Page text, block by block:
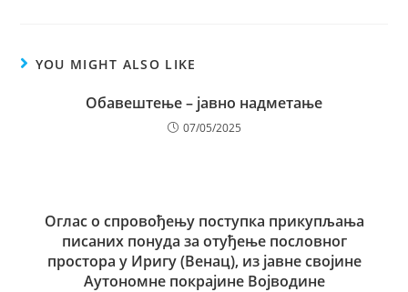
YOU MIGHT ALSO LIKE
Обавештење – јавно надметање
07/05/2025
Oглас о спровођењу поступка прикупљања
писаних понуда за отуђење пословног
простора у Иригу (Венац), из јавне својине
Аутономне покрајине Војводине